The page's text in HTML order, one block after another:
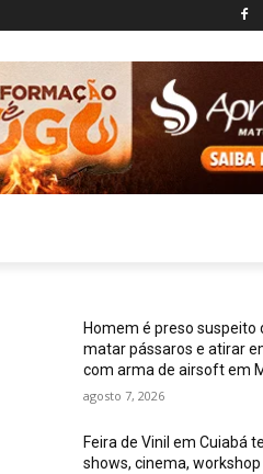
Homem é preso suspeito
matar pássaros e atirar
com arma de airsoft em
agosto 7, 2026
Feira de Vinil em Cuiabá
shows, cinema, workshop